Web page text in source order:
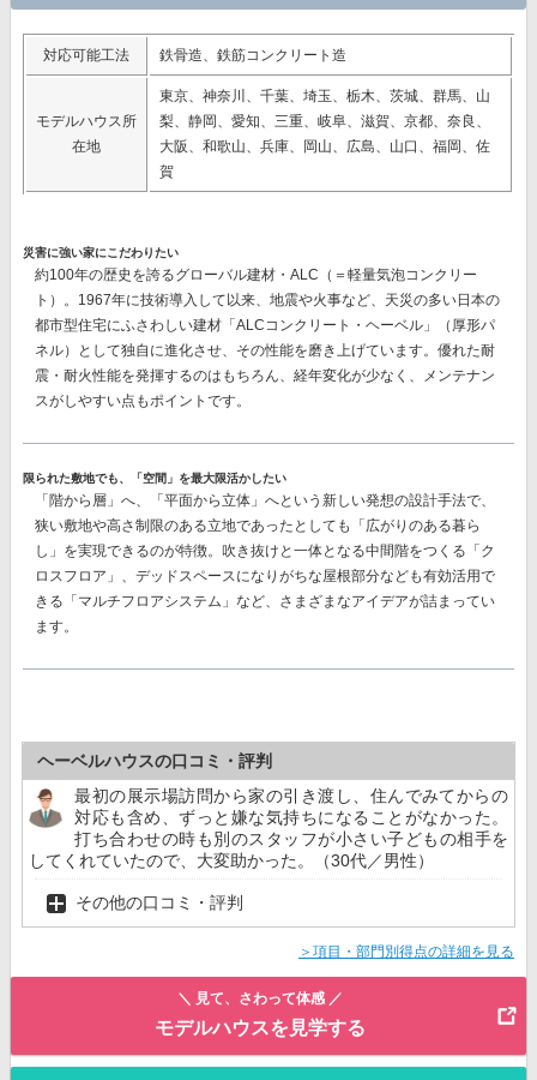
対応可能工法 鉄骨造、鉄筋コンクリート造
モデルハウス所
在地
東京、神奈川、千葉、埼玉、栃木、茨城、群馬、山
梨、静岡、愛知、三重、岐阜、滋賀、京都、奈良、
大阪、和歌山、兵庫、岡山、広島、山口、福岡、佐
賀
災害に強い家にこだわりたい
約100年の歴史を誇るグローバル建材・ALC（＝軽量気泡コンクリー
ト）。1967年に技術導入して以来、地震や火事など、天災の多い日本の
都市型住宅にふさわしい建材 「ALCコンクリート・ヘーベル」（厚形パ
ネル）
として独自に進化させ、その性能を磨き上げています。優れた耐
震・耐火性能を発揮するのはもちろん、経年変化が少なく、メンテナン
スがしやすい点もポイントです。
限られた敷地でも、「空間」を最大限活かしたい
「階から層」へ、「平面から立体」へという新しい発想の設計手法で、
狭い敷地や高さ制限のある立地であったとしても「広がりのある暮ら
し」を実現できるのが特徴。吹き抜けと一体となる中間階をつくる 「ク
ロスフロア」、 デッドスペースになりがちな屋根部分なども有効活用で
きる 「マルチフロアシステム」 など、さまざまなアイデアが詰まってい
ます。
ヘーベルハウスの口コミ・評判
最初の展示場訪問から家の引き渡し、住んでみてからの
対応も含め、ずっと嫌な気持ちになることがなかった。
打ち合わせの時も別のスタッフが小さい子どもの相手を
してくれていたので、大変助かった。（30代／男性）
その他の口コミ・評判
＞項目・部門別得点の詳細を見る
＼ 見て、さわって体感 ／
モデルハウスを見学する